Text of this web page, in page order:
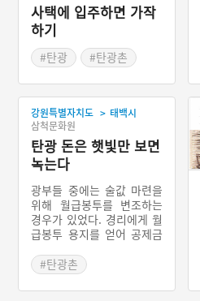
사택에 입주하면 가작
하기
#탄광 #탄광촌
강원특별자치도 > 태백시
삼척문화원
탄광 돈은 햇빛만 보면
녹는다
광부들 중에는 술값 마련을
위해 월급봉투를 변조하는
경우가 있었다. 경리에게 월
급봉투 용지를 얻어 공제금
다. 그렇게 조성된 비자금은
뒷골목 술집에서 술값으로
뿌려졌다. “탄광 돈은 굴 밖
#탄광촌